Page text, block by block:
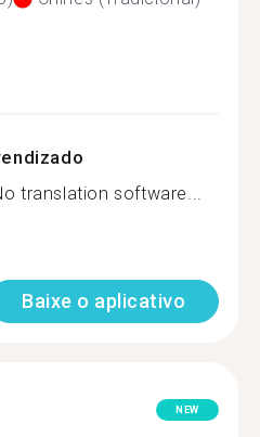
translation software...
Baixe o aplicativo
NEW